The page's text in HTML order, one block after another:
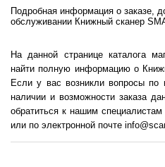
Подробная информация о заказе,
обслуживании Книжный сканер
На данной странице каталога
найти полную информацию о
Если у вас возникли вопросы по
наличии и возможности заказа
обратиться к нашим
или по электронной почте